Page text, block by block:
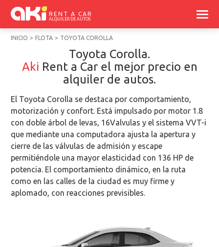
ALQUILER DE AUTOS
RENT A CAR
INICIO FLOTA TOYOTA COROLLA
Toyota Corolla.
Aki Rent a Carel mejor precio en
alquiler de autos.
El Toyota Corolla se destaca por comportamiento,
motorización y confort. Está impulsado por motor 1.8
con doble árbol de levas, 16Valvulas y el sistema VVT-i
que mediante una computadora ajusta la apertura y
cierre de las válvulas de admisión y escape
permitiéndole una mayor elasticidad con 136 HP de
potencia. El comportamiento dinámico, en la ruta
como en las calles de la ciudad es muy firme y
aplomado, con reacciones previsibles.